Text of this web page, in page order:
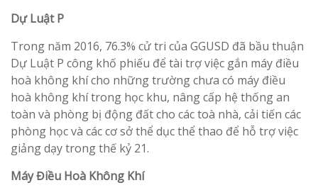
Dự Luật P
Trong năm 2016, 76.3% cử tri của GGUSD đã bầu thuận
Dự Luật P công khố phiếu để tài trợ việc gắn máy điều
hoà không khí cho những trường chưa có máy điều
hoà không khí trong học khu, nâng cấp hệ thống an
toàn và phòng bị động đất cho các toà nhà, cải tiến các
phòng học và các cơ sở thể dục thể thao để hỗ trợ việc
giảng dạy trong thế kỷ 21.
Máy Điều Hoà Không Khí